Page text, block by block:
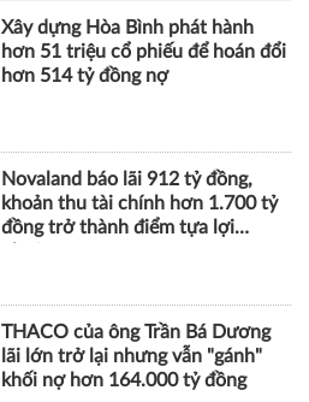
Xây dựng Hòa Bình phát hành
hơn 51 triệu cổ phiếu để hoán đổi
hơn 514 tỷ đồng nợ
Novaland báo lãi 912 tỷ đồng,
khoản thu tài chính hơn 1.700 tỷ
đồng trở thành điểm tựa lợi
THACO của ông Trần Bá Dương
lãi lớn trở lại nhưng vẫn "gánh"
khối nợ hơn 164.000 tỷ đồng